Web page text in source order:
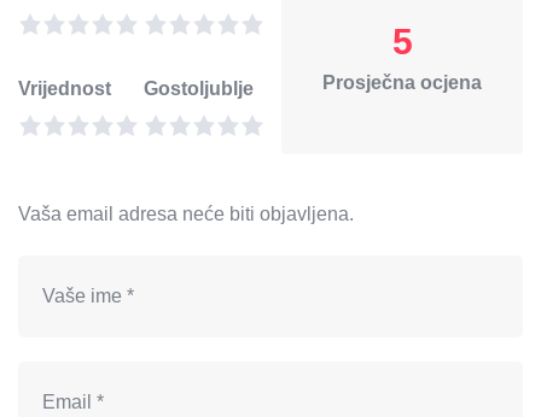
Vrijednost Gostoljublje
5
Prosječna ocjena
Vaša email adresa neće biti objavljena.